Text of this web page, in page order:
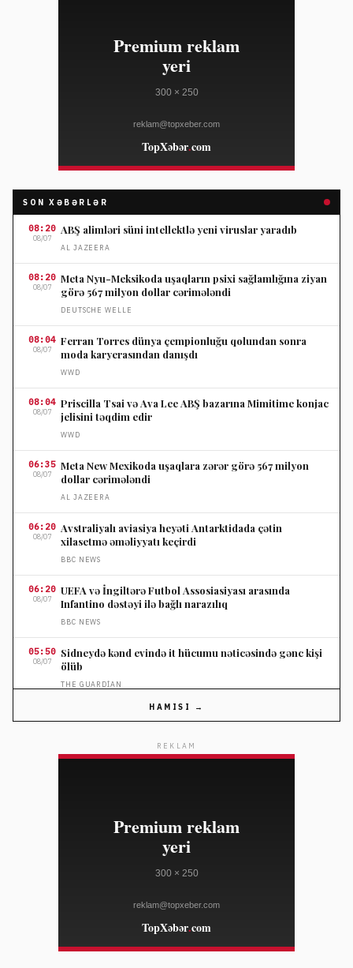
SON XƏBƏRLƏR
08:20
08/07
ABŞ alimləri süni intellektlə yeni viruslar yaradıb
AL JAZEERA
08:20
08/07
Meta Nyu-Meksikoda uşaqların psixi sağlamlığına ziyan
görə 567 milyon dollar cərimələndi
DEUTSCHE WELLE
08:04
08/07
Ferran Torres dünya çempionluğu qolundan sonra
moda karyerasından danışdı
WWD
08:04
08/07
Priscilla Tsai və Ava Lee ABŞ bazarına Mimitime konjac
jelisini təqdim edir
WWD
06:35
08/07
Meta New Mexikoda uşaqlara zərər görə 567 milyon
dollar cərimələndi
AL JAZEERA
06:20
08/07
Avstraliyalı aviasiya heyəti Antarktidada çətin
xilasetmə əməliyyatı keçirdi
BBC NEWS
06:20
08/07
UEFA və İngiltərə Futbol Assosiasiyası arasında
Infantino dəstəyi ilə bağlı narazılıq
BBC NEWS
05:50
08/07
Sidneydə kənd evində it hücumu nəticəsində gənc kişi
ölüb
THE GUARDIAN
08/07
Donald Tramp polisilikon idxalına 15 faiz gömrük
Fransada strimerin ölümü üzrə iki şəxs şiddətə görə
HAMISI →
REKLAM